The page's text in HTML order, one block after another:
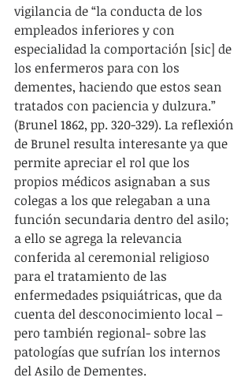
vigilancia de “la conducta de los
empleados inferiores y con
especialidad la comportación [sic] de
los enfermeros para con los
dementes, haciendo que estos sean
tratados con paciencia y dulzura.”
(Brunel 1862, pp. 320-329). La reflexión
de Brunel resulta interesante ya que
permite apreciar el rol que los
propios médicos asignaban a sus
colegas a los que relegaban a una
función secundaria dentro del asilo;
a ello se agrega la relevancia
conferida al ceremonial religioso
para el tratamiento de las
enfermedades psiquiátricas, que da
cuenta del desconocimiento local –
pero también regional- sobre las
patologías que sufrían los internos
del Asilo de Dementes.